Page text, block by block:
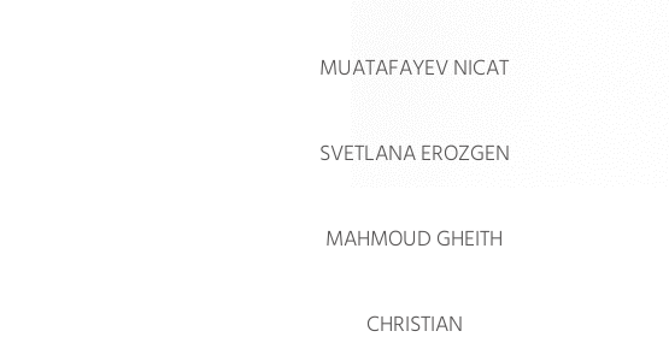
MUATAFAYEV NICAT
SVETLANA EROZGEN
MAHMOUD GHEITH
CHRISTIAN